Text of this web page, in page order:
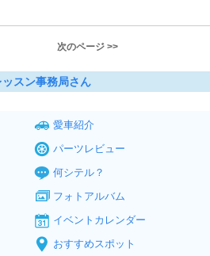
次のページ >>
スン事務局さん
愛車紹介
パーツレビュー
何シテル？
フォトアルバム
イベントカレンダー
おすすめスポット